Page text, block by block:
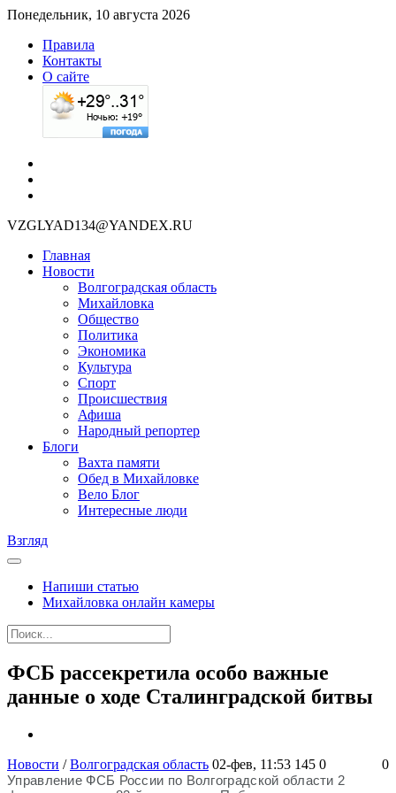
Понедельник, 10 августа 2026
Правила
Контакты
О сайте
VZGLYAD134@YANDEX.RU
Главная
Новости
Волгоградская область
Михайловка
Общество
Политика
Экономика
Культура
Спорт
Происшествия
Афиша
Народный репортер
Блоги
Вахта памяти
Обед в Михайловке
Вело Блог
Интересные люди
Взгляд
Напиши статью
Михайловка онлайн камеры
ФСБ рассекретила особо важные
данные о ходе Сталинградской битвы
Новости /Волгоградская область 02-фев, 11:53 145 0
0
Управление ФСБ России по Волгоградской области 2